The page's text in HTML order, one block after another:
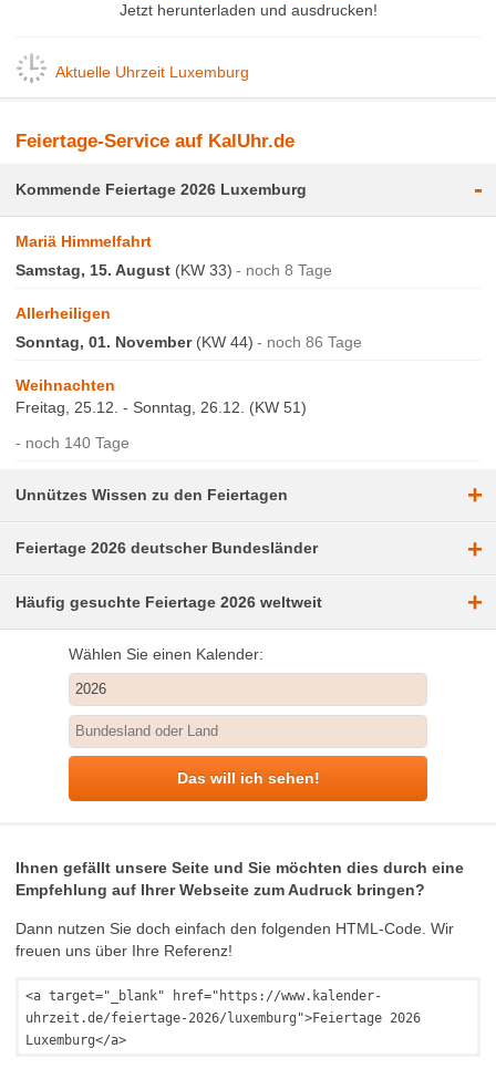
Jetzt herunterladen und ausdrucken!
Aktuelle Uhrzeit Luxemburg
Feiertage-Service auf KalUhr.de
Kommende Feiertage 2026 Luxemburg -
Mariä Himmelfahrt
Samstag, 15. August (KW 33) noch 8 Tage
Allerheiligen
Sonntag, 01. November(KW 44) noch 86 Tage
Weihnachten
Freitag, 25.12. - Sonntag, 26.12. (KW 51)
noch 140 Tage
Unnützes Wissen zu den Feiertagen +
Feiertage 2026 deutscher Bundesländer +
Häufig gesuchte Feiertage 2026 weltweit +
Wählen Sie einen Kalender:
Das will ich sehen!
Ihnen gefällt unsere Seite und Sie möchten dies durch eine
Empfehlung auf Ihrer Webseite zum Audruck bringen?
Dann nutzen Sie doch einfach den folgenden HTML-Code. Wir
freuen uns über Ihre Referenz!
<a target="_blank" href="https://www.kalender-
uhrzeit.de/feiertage-2026/luxemburg">Feiertage 2026
Luxemburg</a>